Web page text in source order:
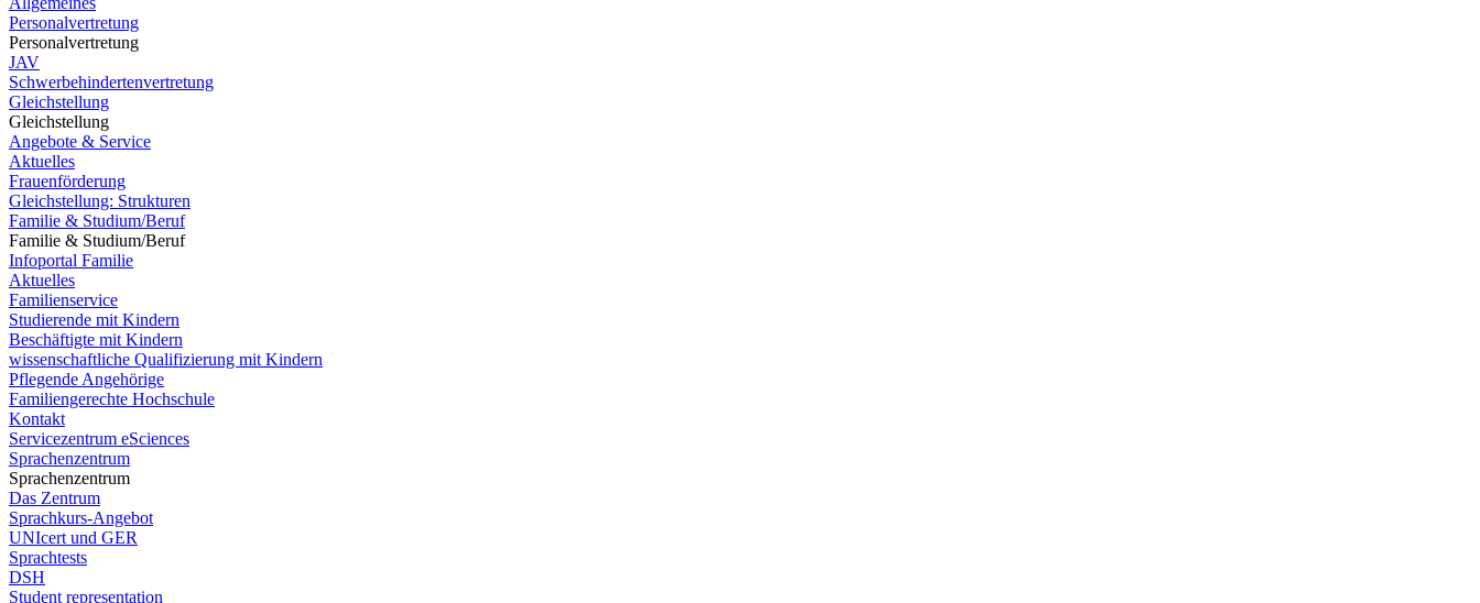
Personalvertretung
Personalvertretung
JAV
Schwerbehindertenvertretung
Gleichstellung
Gleichstellung
Angebote & Service
Aktuelles
Frauenförderung
Gleichstellung: Strukturen
Familie & Studium/Beruf
Familie & Studium/Beruf
Infoportal Familie
Aktuelles
Familienservice
Studierende mit Kindern
Beschäftigte mit Kindern
wissenschaftliche Qualifizierung mit Kindern
Pflegende Angehörige
Familiengerechte Hochschule
Kontakt
Servicezentrum eSciences
Sprachenzentrum
Sprachenzentrum
Das Zentrum
Sprachkurs-Angebot
UNIcert und GER
Sprachtests
DSH
Student representation